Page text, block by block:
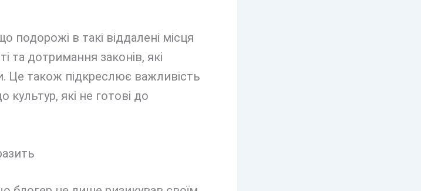
подорожі в такі віддалені місця
та дотримання законів, які
Це також підкреслює важливість
культур, які не готові до